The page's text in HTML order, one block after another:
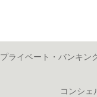
プライベート・バンキン
コンシェ